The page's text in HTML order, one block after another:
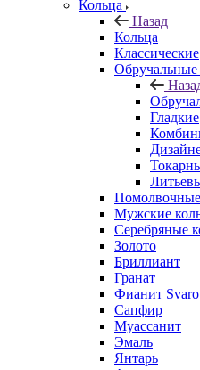
Кольца
Назад
Кольца
Классические
Гладкие
Помолвочные
Мужские
Серебряные
Золото
Бриллиант
Гранат
Фианит
Сапфир
Муассанит
Эмаль
Янтарь